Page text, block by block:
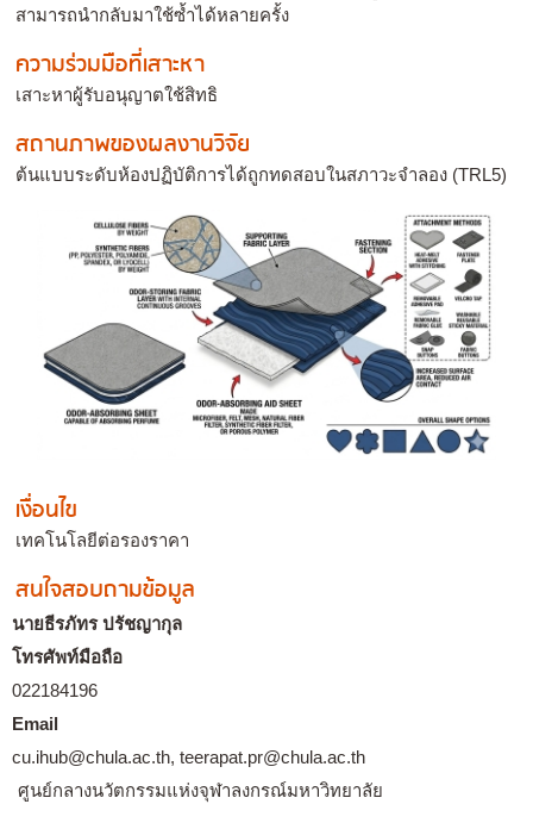
สามารถนำกลับมาใช้ซ้ำได้หลายครั้ง
ความร่วมมือที่เสาะหา
เสาะหาผู้รับอนุญาตใช้สิทธิ
สถานภาพของผลงานวิจัย
ต้นแบบระดับห้องปฏิบัติการได้ถูกทดสอบในสภาวะจำลอง (TRL5)
เงื่อนไข
เทคโนโลยีต่อรองราคา
สนใจสอบถามข้อมูล
นายธีรภัทร ปรัชญากุล
โทรศัพท์มือถือ
022184196
Email
cu.ihub@chula.ac.th, teerapat.pr@chula.ac.th
ศูนย์กลางนวัตกรรมแห่งจุฬาลงกรณ์มหาวิทยาลัย